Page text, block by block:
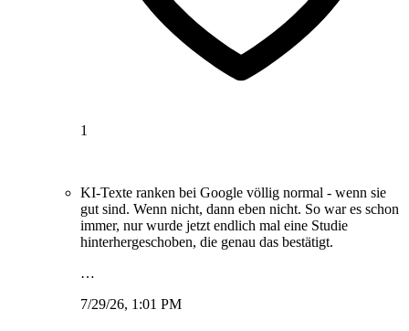
1
KI-Texte ranken bei Google völlig normal - wenn sie
gut sind. Wenn nicht, dann eben nicht. So war es schon
immer, nur wurde jetzt endlich mal eine Studie
hinterhergeschoben, die genau das bestätigt.
…
7/29/26, 1:01 PM